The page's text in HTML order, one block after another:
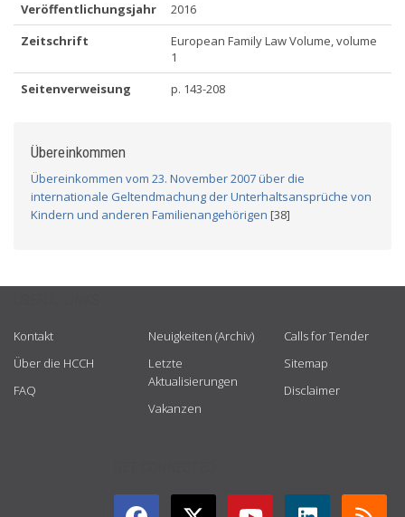
Veröffentlichungsjahr
2016
Zeitschrift
European Family Law Volume, volume
1
Seitenverweisung
p. 143-208
Übereinkommen
Übereinkommen vom 23. November 2007 über die
internationale Geltendmachung der Unterhaltsansprüche von
Kindern und anderen Familienangehörigen [38]
Kontakt
Über die HCCH
FAQ
Neuigkeiten (Archiv)
Letzte
Aktualisierungen
Vakanzen
Calls for Tender
Sitemap
Disclaimer